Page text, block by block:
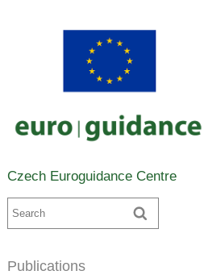
Czech Euroguidance Centre
Publications